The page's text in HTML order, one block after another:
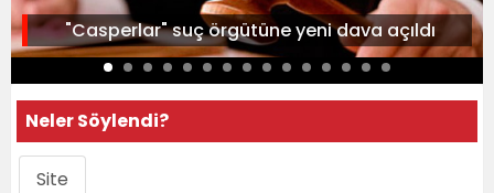
"Casperlar" suç örgütüne yeni dava açıldı
Neler Söylendi?
Site